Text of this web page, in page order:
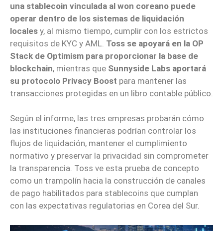
una stablecoin vinculada al won coreano puede
operar dentro de los sistemas de liquidación
locales y, al mismo tiempo, cumplir con los estrictos
requisitos de KYC y AML. Toss se apoyará en la OP
Stack de Optimism para proporcionar la base de
blockchain, mientras que Sunnyside Labs aportará
su protocolo Privacy Boost para mantener las
transacciones protegidas en un libro contable público.
Según el informe, las tres empresas probarán cómo
las instituciones financieras podrían controlar los
flujos de liquidación, mantener el cumplimiento
normativo y preservar la privacidad sin comprometer
la transparencia. Toss ve esta prueba de concepto
como un trampolín hacia la construcción de canales
de pago habilitados para stablecoins que cumplan
con las expectativas regulatorias en Corea del Sur.